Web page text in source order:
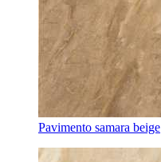
Pavimento samara beige